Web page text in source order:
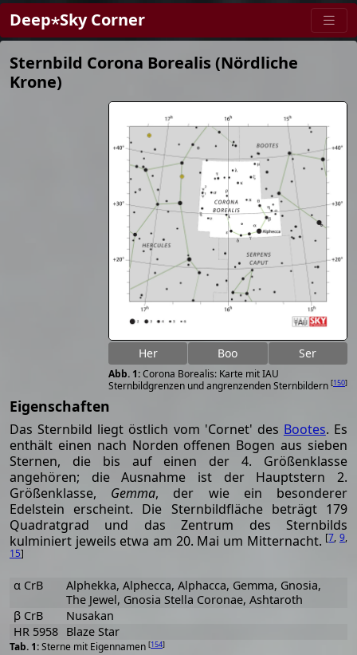
Deep⋆Sky Corner
Sternbild Corona Borealis (Nördliche
Krone)
Her Boo Ser
Corona Borealis: Karte mit IAU
Sternbildgrenzen und angrenzenden Sternbildern [150]
Eigenschaften
Das Sternbild liegt östlich vom 'Cornet' des Bootes. Es
enthält einen nach Norden offenen Bogen aus sieben
Sternen, die bis auf einen der 4. Größenklasse
angehören; die Ausnahme ist der Hauptstern 2.
Größenklasse, Gemma, der wie ein besonderer
Edelstein erscheint. Die Sternbildfläche beträgt 179
Quadratgrad und das Zentrum des Sternbilds
kulminiert jeweils etwa am 20. Mai um Mitternacht. [7,9,
15]
Sterne mit Eigennamen [154]
α CrB
Alphekka, Alphecca, Alphacca, Gemma, Gnosia,
The Jewel, Gnosia Stella Coronae, Ashtaroth
β CrB
Nusakan
HR 5958 Blaze Star